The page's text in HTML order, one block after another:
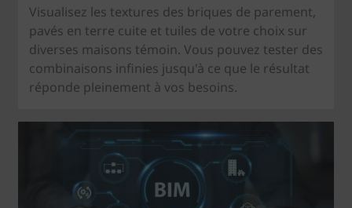
Visualisez les textures des briques de parement,
pavés en terre cuite et tuiles de votre choix sur
diverses maisons témoin. Vous pouvez tester des
combinaisons infinies jusqu'à ce que le résultat
réponde pleinement à vos besoins.